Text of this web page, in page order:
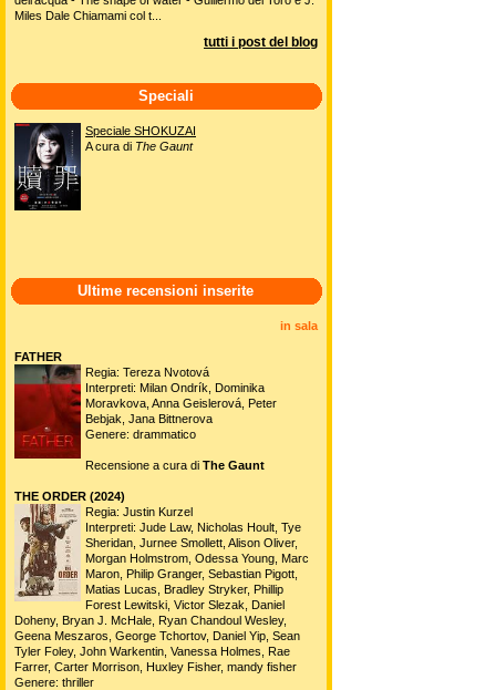
Miles Dale Chiamami col t...
tutti i post del blog
Speciali
Speciale SHOKUZAI
A cura di The Gaunt
Ultime recensioni inserite
in sala
FATHER
Regia: Tereza Nvotová
Interpreti: Milan Ondrík, Dominika
Moravkova, Anna Geislerová, Peter
Bebjak, Jana Bittnerova
Genere: drammatico
Recensione a cura di The Gaunt
THE ORDER (2024)
Regia: Justin Kurzel
Interpreti: Jude Law, Nicholas Hoult, Tye
Sheridan, Jurnee Smollett, Alison Oliver,
Morgan Holmstrom, Odessa Young, Marc
Maron, Philip Granger, Sebastian Pigott,
Matias Lucas, Bradley Stryker, Phillip
Forest Lewitski, Victor Slezak, Daniel
Doheny, Bryan J. McHale, Ryan Chandoul Wesley,
Geena Meszaros, George Tchortov, Daniel Yip, Sean
Tyler Foley, John Warkentin, Vanessa Holmes, Rae
Farrer, Carter Morrison, Huxley Fisher, mandy fisher
Genere: thriller